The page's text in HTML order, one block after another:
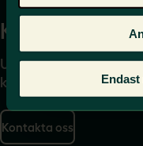
Kontakta
Uppgifter om hur du
kontaktar oss finns
Kontakta oss